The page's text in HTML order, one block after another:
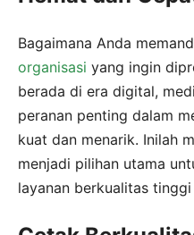
Bagaimana Anda
organisasi yang ingin
berada di era digital,
peranan penting dalam
kuat dan menarik. Inilah
menjadi pilihan utama
layanan berkualitas